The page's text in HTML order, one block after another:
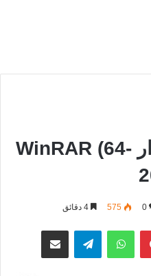
تحميل برنامج وينرار WinRAR (64-
0
575
بينتيريستواتساب تيلقرام مشاركة عبر البريد